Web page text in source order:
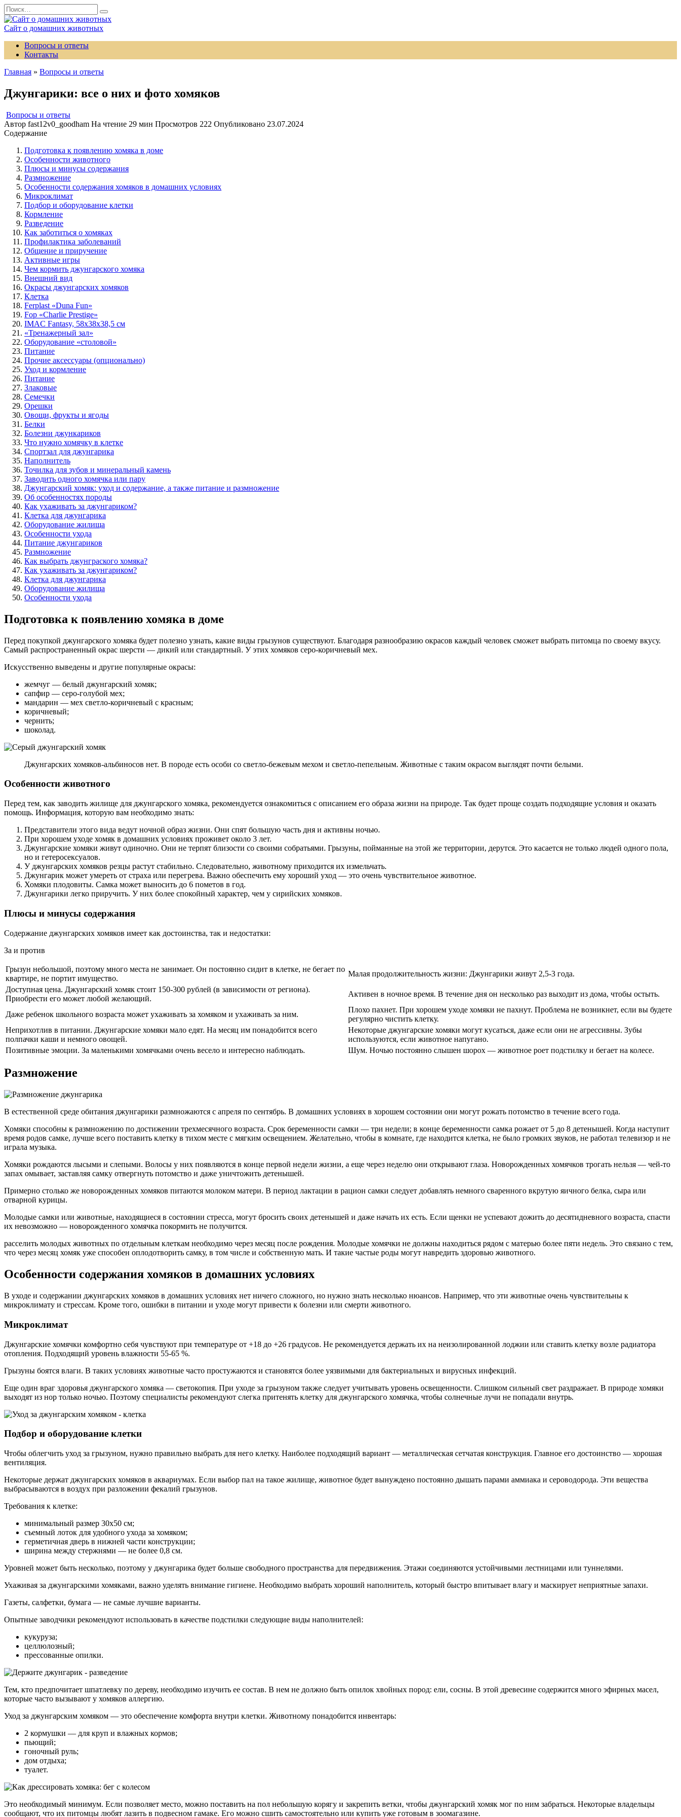
Перейти
к
содержанию
Search
for:
Сайт о домашних животных
Вопросы и ответы
Контакты
Главная » Вопросы и ответы
Джунгарики: все о них и фото хомяков
Вопросы и ответы
Автор fast12v0_goodham На чтение 29 мин Просмотров 222 Опубликовано 23.07.2024
Содержание
Подготовка к появлению хомяка в доме
Особенности животного
Плюсы и минусы содержания
Размножение
Особенности содержания хомяков в домашних условиях
Микроклимат
Подбор и оборудование клетки
Кормление
Разведение
Как заботиться о хомяках
Профилактика заболеваний
Общение и приручение
Активные игры
Чем кормить джунгарского хомяка
Внешний вид
Окрасы джунгарских хомяков
Клетка
Ferplast «Duna Fun»
Fop «Charlie Prestige»
IMAC Fantasy, 58х38х38,5 см
«Тренажерный зал»
Оборудование «столовой»
Питание
Прочие аксессуары (опционально)
Уход и кормление
Питание
Злаковые
Семечки
Орешки
Овощи, фрукты и ягоды
Белки
Болезни джункариков
Что нужно хомячку в клетке
Спортзал для джунгарика
Наполнитель
Точилка для зубов и минеральный камень
Заводить одного хомячка или пару
Джунгарский хомяк: уход и содержание, а также питание и размножение
Об особенностях породы
Как ухаживать за джунгариком?
Клетка для джунгарика
Оборудование жилища
Особенности ухода
Питание джунгариков
Размножение
Как выбрать джунграского хомяка?
Как ухаживать за джунгариком?
Клетка для джунгарика
Оборудование жилища
Особенности ухода
Подготовка к появлению хомяка в доме
Перед покупкой джунгарского хомяка будет полезно узнать, какие виды грызунов существуют. Благодаря разнообразию окрасов каждый человек сможет выбрать питомца по своему вкусу.
Самый распространенный окрас шерсти — дикий или стандартный. У этих хомяков серо-коричневый мех.
Искусственно выведены и другие популярные окрасы:
жемчуг — белый джунгарский хомяк;
сапфир — серо-голубой мех;
мандарин — мех светло-коричневый с красным;
коричневый;
чернить;
шоколад.
Джунгарских хомяков-альбиносов нет. В породе есть особи со светло-бежевым мехом и светло-пепельным. Животные с таким окрасом выглядят почти белыми.
Особенности животного
Перед тем, как заводить жилище для джунгарского хомяка, рекомендуется ознакомиться с описанием его образа жизни на природе. Так будет проще создать подходящие условия и оказать
помощь. Информация, которую вам необходимо знать:
Представители этого вида ведут ночной образ жизни. Они спят большую часть дня и активны ночью.
При хорошем уходе хомяк в домашних условиях проживет около 3 лет.
Джунгарские хомяки живут одиночно. Они не терпят близости со своими собратьями. Грызуны, пойманные на этой же территории, дерутся. Это касается не только людей одного пола,
но и гетеросексуалов.
У джунгарских хомяков резцы растут стабильно. Следовательно, животному приходится их измельчать.
Джунгарик может умереть от страха или перегрева. Важно обеспечить ему хороший уход — это очень чувствительное животное.
Хомяки плодовиты. Самка может выносить до 6 пометов в год.
Джунгарики легко приручить. У них более спокойный характер, чем у сирийских хомяков.
Плюсы и минусы содержания
Содержание джунгарских хомяков имеет как достоинства, так и недостатки:
За и против
Грызун небольшой, поэтому много места не занимает. Он постоянно сидит в клетке, не бегает по
квартире, не портит имущество.
Малая продолжительность жизни: Джунгарики живут 2,5-3 года.
Доступная цена. Джунгарский хомяк стоит 150-300 рублей (в зависимости от региона).
Приобрести его может любой желающий.
Активен в ночное время. В течение дня он несколько раз выходит из дома, чтобы остыть.
Даже ребенок школьного возраста может ухаживать за хомяком и ухаживать за ним.
Плохо пахнет. При хорошем уходе хомяки не пахнут. Проблема не возникнет, если вы будете
регулярно чистить клетку.
Неприхотлив в питании. Джунгарские хомяки мало едят. На месяц им понадобится всего
полпачки каши и немного овощей.
Некоторые джунгарские хомяки могут кусаться, даже если они не агрессивны. Зубы
используются, если животное напугано.
Позитивные эмоции. За маленькими хомячками очень весело и интересно наблюдать.
Шум. Ночью постоянно слышен шорох — животное роет подстилку и бегает на колесе.
Размножение
В естественной среде обитания джунгарики размножаются с апреля по сентябрь. В домашних условиях в хорошем состоянии они могут рожать потомство в течение всего года.
Хомяки способны к размножению по достижении трехмесячного возраста. Срок беременности самки — три недели; в конце беременности самка рожает от 5 до 8 детенышей. Когда наступит
время родов самке, лучше всего поставить клетку в тихом месте с мягким освещением. Желательно, чтобы в комнате, где находится клетка, не было громких звуков, не работал телевизор и не
играла музыка.
Хомяки рождаются лысыми и слепыми. Волосы у них появляются в конце первой недели жизни, а еще через неделю они открывают глаза. Новорожденных хомячков трогать нельзя — чей-то
запах омывает, заставляя самку отвергнуть потомство и даже уничтожить детенышей.
Примерно столько же новорожденных хомяков питаются молоком матери. В период лактации в рацион самки следует добавлять немного сваренного вкрутую яичного белка, сыра или
отварной курицы.
Молодые самки или животные, находящиеся в состоянии стресса, могут бросить своих детенышей и даже начать их есть. Если щенки не успевают дожить до десятидневного возраста, спасти
их невозможно — новорожденного хомячка покормить не получится.
расселить молодых животных по отдельным клеткам необходимо через месяц после рождения. Молодые хомячки не должны находиться рядом с матерью более пяти недель. Это связано с тем,
что через месяц хомяк уже способен оплодотворить самку, в том числе и собственную мать. И такие частые роды могут навредить здоровью животного.
Особенности содержания хомяков в домашних условиях
В уходе и содержании джунгарских хомяков в домашних условиях нет ничего сложного, но нужно знать несколько нюансов. Например, что эти животные очень чувствительны к
микроклимату и стрессам. Кроме того, ошибки в питании и уходе могут привести к болезни или смерти животного.
Микроклимат
Джунгарские хомячки комфортно себя чувствуют при температуре от +18 до +26 градусов. Не рекомендуется держать их на неизолированной лоджии или ставить клетку возле радиатора
отопления. Подходящий уровень влажности 55-65 %.
Грызуны боятся влаги. В таких условиях животные часто простужаются и становятся более уязвимыми для бактериальных и вирусных инфекций.
Еще один враг здоровья джунгарского хомяка — светокопия. При уходе за грызуном также следует учитывать уровень освещенности. Слишком сильный свет раздражает. В природе хомяки
выходят из нор только ночью. Поэтому специалисты рекомендуют слегка притенять клетку для джунгарского хомячка, чтобы солнечные лучи не попадали внутрь.
Подбор и оборудование клетки
Чтобы облегчить уход за грызуном, нужно правильно выбрать для него клетку. Наиболее подходящий вариант — металлическая сетчатая конструкция. Главное его достоинство — хорошая
вентиляция.
Некоторые держат джунгарских хомяков в аквариумах. Если выбор пал на такое жилище, животное будет вынуждено постоянно дышать парами аммиака и сероводорода. Эти вещества
выбрасываются в воздух при разложении фекалий грызунов.
Требования к клетке:
минимальный размер 30х50 см;
съемный лоток для удобного ухода за хомяком;
герметичная дверь в нижней части конструкции;
ширина между стержнями — не более 0,8 см.
Уровней может быть несколько, поэтому у джунгарика будет больше свободного пространства для передвижения. Этажи соединяются устойчивыми лестницами или туннелями.
Ухаживая за джунгарскими хомяками, важно уделять внимание гигиене. Необходимо выбрать хороший наполнитель, который быстро впитывает влагу и маскирует неприятные запахи.
Газеты, салфетки, бумага — не самые лучшие варианты.
Опытные заводчики рекомендуют использовать в качестве подстилки следующие виды наполнителей:
кукуруза;
целлюлозный;
прессованные опилки.
Тем, кто предпочитает шпатлевку по дереву, необходимо изучить ее состав. В нем не должно быть опилок хвойных пород: ели, сосны. В этой древесине содержится много эфирных масел,
которые часто вызывают у хомяков аллергию.
Уход за джунгарским хомяком — это обеспечение комфорта внутри клетки. Животному понадобится инвентарь:
2 кормушки — для круп и влажных кормов;
пьющий;
гоночный руль;
дом отдыха;
туалет.
Это необходимый минимум. Если позволяет место, можно поставить на пол небольшую корягу и закрепить ветки, чтобы джунгарский хомяк мог по ним забраться. Некоторые владельцы
сообщают, что их питомцы любят лазить в подвесном гамаке. Его можно сшить самостоятельно или купить уже готовым в зоомагазине.